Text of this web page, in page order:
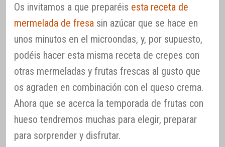
Os invitamos a que preparéis esta receta de
mermelada de fresa sin azúcar que se hace en
unos minutos en el microondas, y, por supuesto,
podéis hacer esta misma receta de crepes con
otras mermeladas y frutas frescas al gusto que
os agraden en combinación con el queso crema.
Ahora que se acerca la temporada de frutas con
hueso tendremos muchas para elegir, preparar
para sorprender y disfrutar.